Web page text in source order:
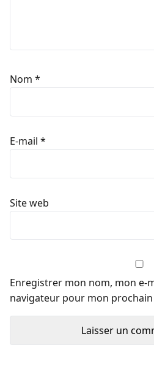
Nom *
E-mail *
Site web
Enregistrer mon nom, mon e-
navigateur pour mon